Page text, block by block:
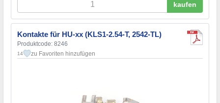
kaufen
Kontakte für HU-xx (KLS1-2.54-T, 2542-TL)
Produktcode: 8246
14 zu Favoriten hinzufügen